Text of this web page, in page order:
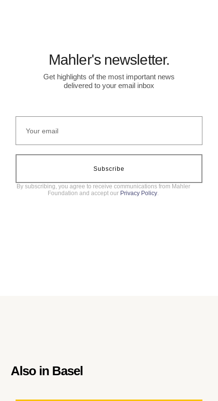
Mahler's newsletter.
Get highlights of the most important news
delivered to your email inbox
Subscribe
By subscribing, you agree to receive communications from Mahler
Foundation and accept our Privacy Policy.
Also in Basel